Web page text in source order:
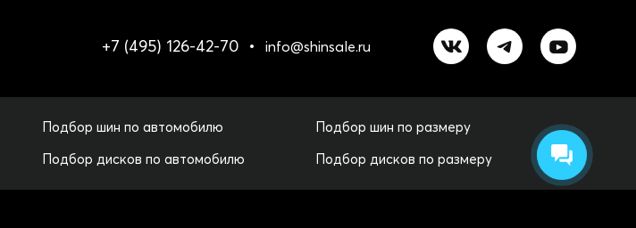
+7 (495) 126-42-70 info@shinsale.ru
Подбор шин по автомобилю
Подбор дисков по автомобилю
Подбор шин по размеру
Подбор дисков по размеру